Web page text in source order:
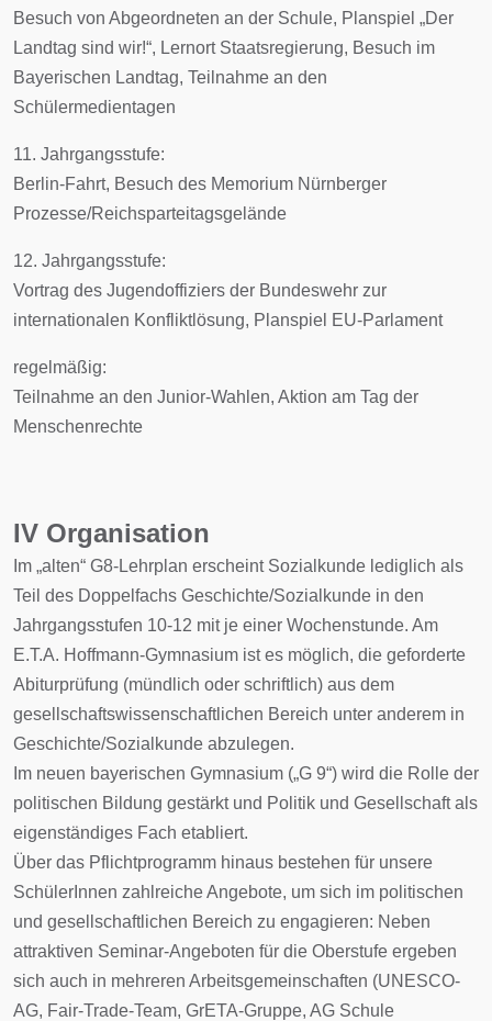
Besuch von Abgeordneten an der Schule, Planspiel „Der
Landtag sind wir!“, Lernort Staatsregierung, Besuch im
Bayerischen Landtag, Teilnahme an den
Schülermedientagen
11. Jahrgangsstufe:
Berlin-Fahrt, Besuch des Memorium Nürnberger
Prozesse/Reichsparteitagsgelände
12. Jahrgangsstufe:
Vortrag des Jugendoffiziers der Bundeswehr zur
internationalen Konfliktlösung, Planspiel EU-Parlament
regelmäßig:
Teilnahme an den Junior-Wahlen, Aktion am Tag der
Menschenrechte
IV Organisation
Im „alten“ G8-Lehrplan erscheint Sozialkunde lediglich als
Teil des Doppelfachs Geschichte/Sozialkunde in den
Jahrgangsstufen 10-12 mit je einer Wochenstunde. Am
E.T.A. Hoffmann-Gymnasium ist es möglich, die geforderte
Abiturprüfung (mündlich oder schriftlich) aus dem
gesellschaftswissenschaftlichen Bereich unter anderem in
Geschichte/Sozialkunde abzulegen.
Im neuen bayerischen Gymnasium („G 9“) wird die Rolle der
politischen Bildung gestärkt und Politik und Gesellschaft als
eigenständiges Fach etabliert.
Über das Pflichtprogramm hinaus bestehen für unsere
SchülerInnen zahlreiche Angebote, um sich im politischen
und gesellschaftlichen Bereich zu engagieren: Neben
attraktiven Seminar-Angeboten für die Oberstufe ergeben
sich auch in mehreren Arbeitsgemeinschaften (UNESCO-
AG, Fair-Trade-Team, GrETA-Gruppe, AG Schule